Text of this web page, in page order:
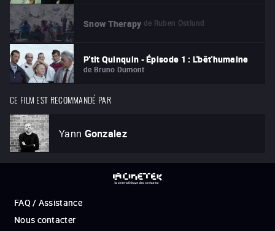
Snow Therapy de Ruben Östlund
P'tit Quinquin - Épisode 1 : L'bêt'humaine
de Bruno Dumont
CE FILM EST RECOMMANDÉ PAR
Yann Gonzalez
FAQ / Assistance
Nous contacter